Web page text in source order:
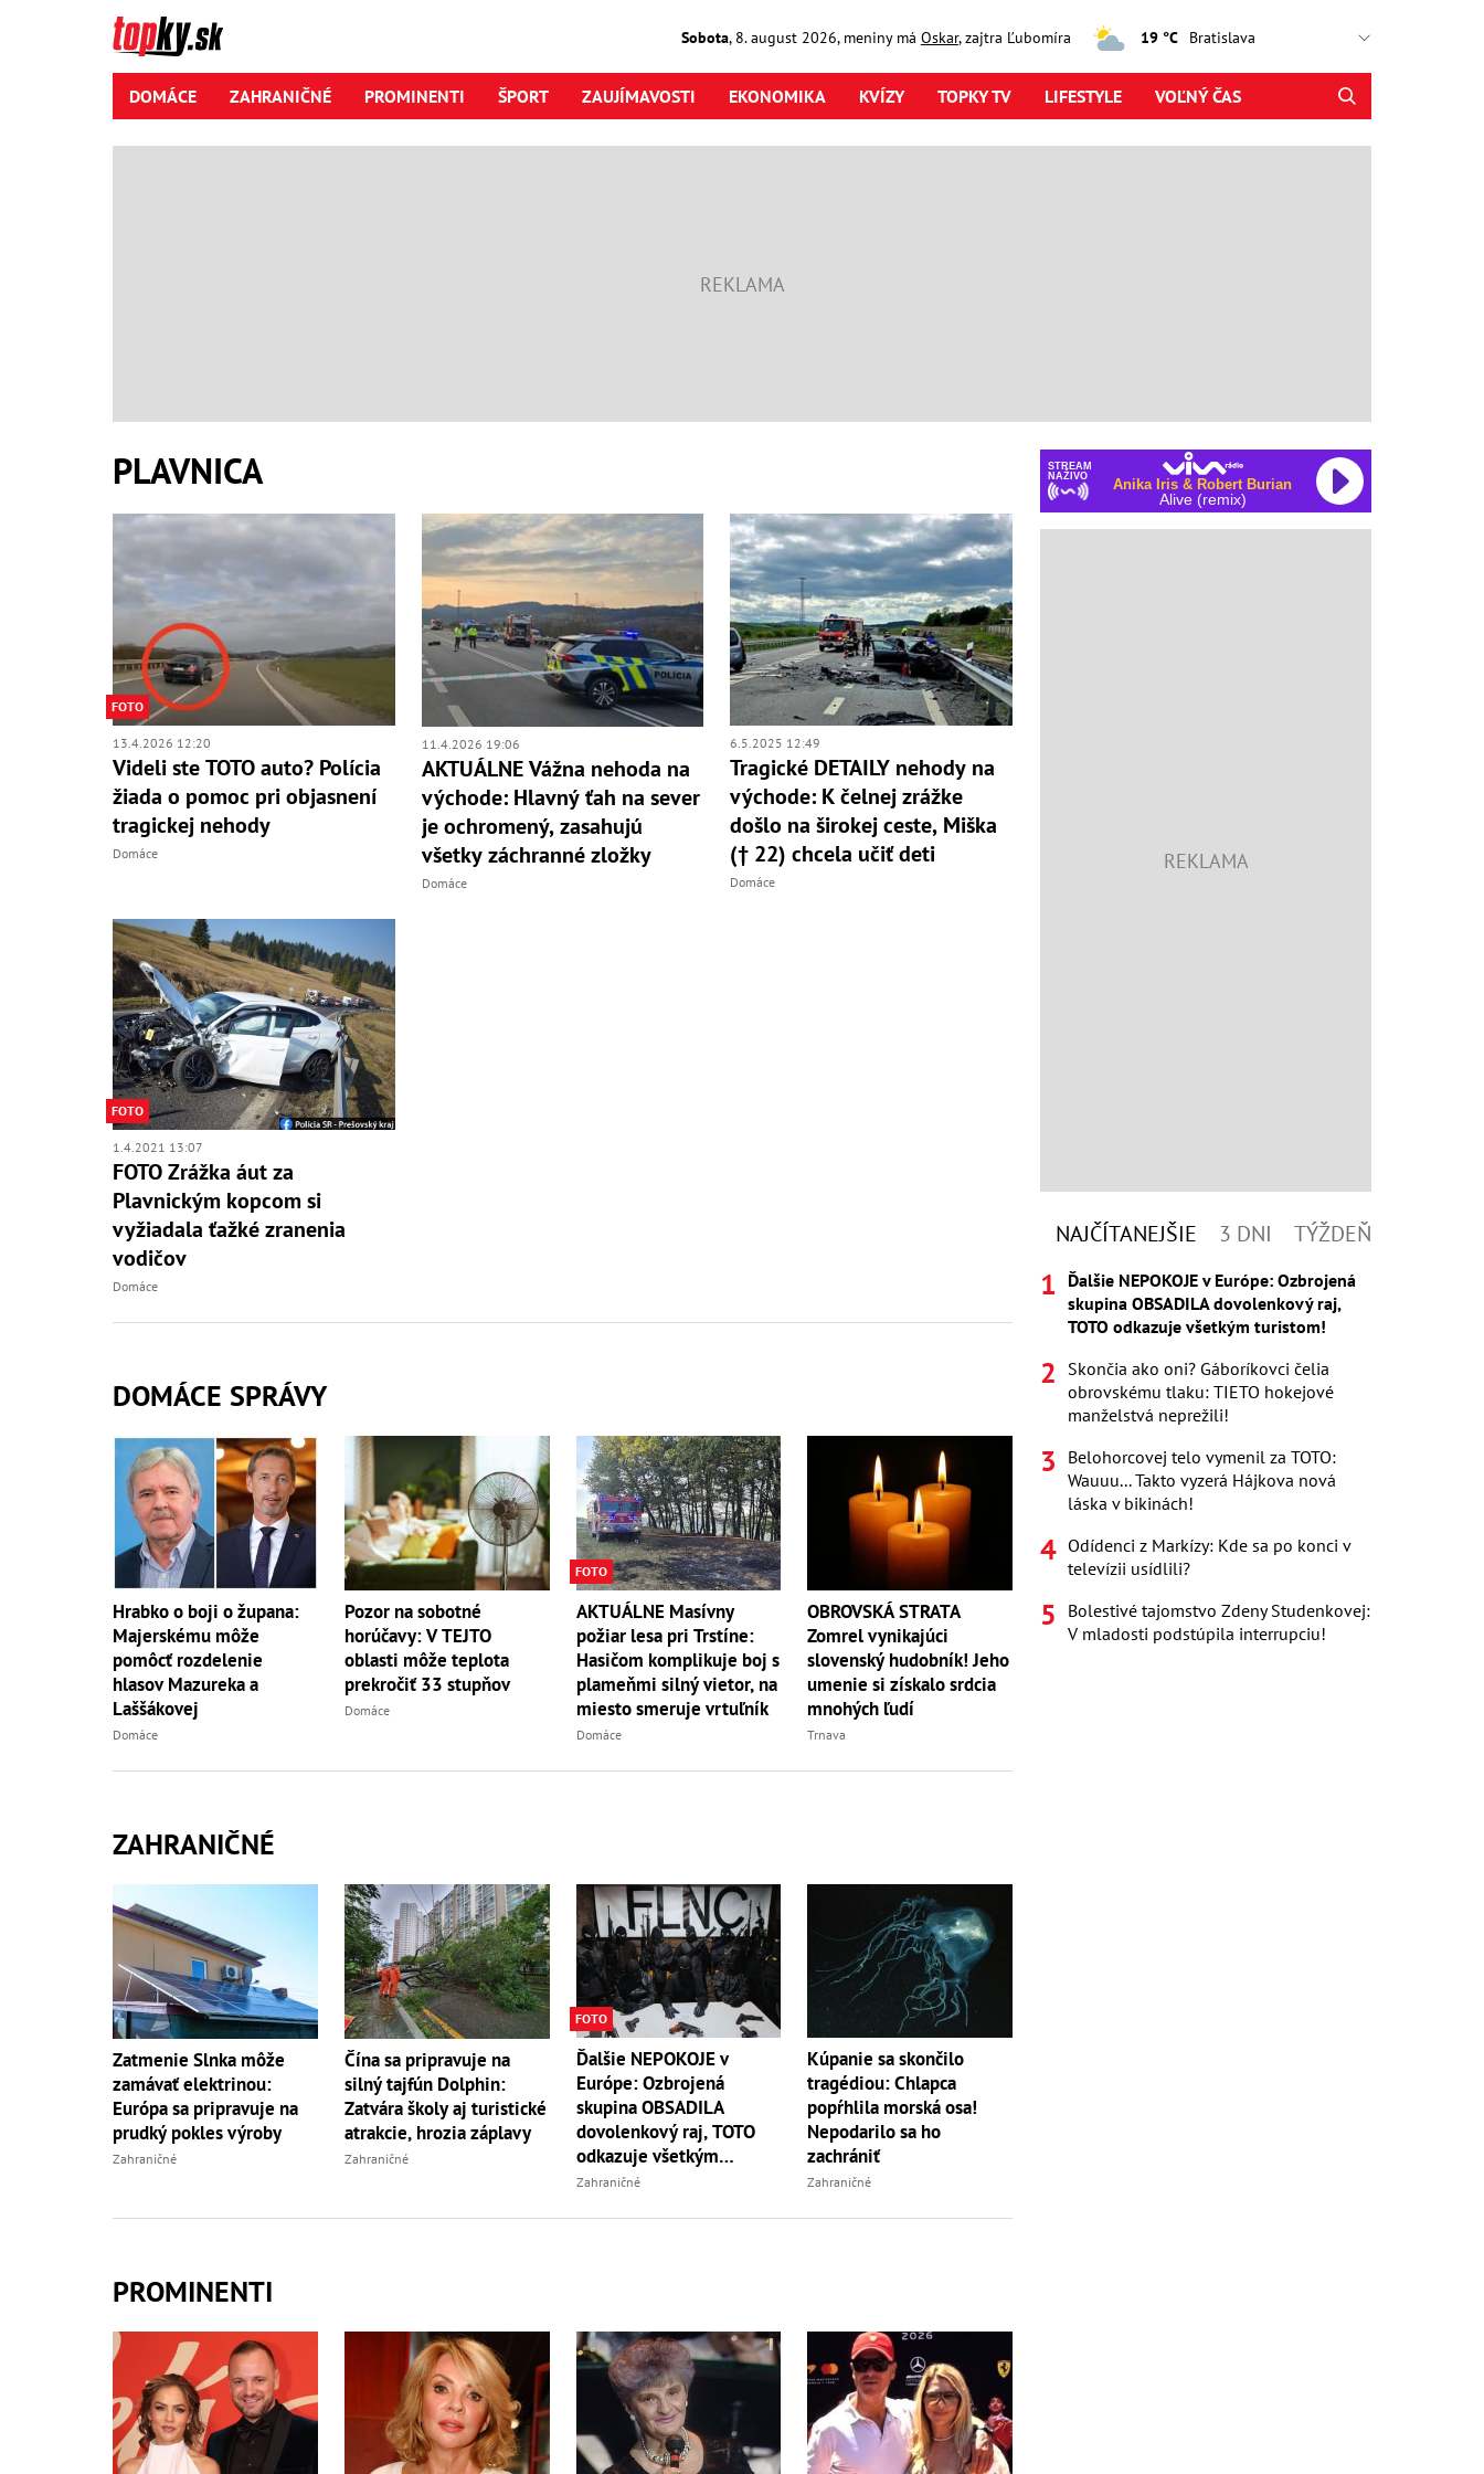
Sobota, 8. august2026, meniny má Oskar, zajtra Ľubomíra 19 °C
DOMÁCE ZAHRANIČNÉ PROMINENTI ŠPORT ZAUJÍMAVOSTI EKONOMIKA KVÍZY TOPKY TV LIFESTYLE VOĽNÝ ČAS
PLAVNICA
FOTO
13.4.2026 12:20
Videli ste TOTO auto? Polícia
žiada o pomoc pri objasnení
tragickej nehody
Domáce
11.4.2026 19:06
AKTUÁLNE Vážna nehoda na
východe: Hlavný ťah na sever
je ochromený, zasahujú
všetky záchranné zložky
Domáce
6.5.2025 12:49
Tragické DETAILY nehody na
východe: K čelnej zrážke
došlo na širokej ceste, Miška
(† 22) chcela učiť deti
Domáce
FOTO
1.4.2021 13:07
FOTO Zrážka áut za
Plavnickým kopcom si
vyžiadala ťažké zranenia
vodičov
Domáce
DOMÁCE SPRÁVY
Hrabko o boji o župana:
Majerskému môže
pomôcť rozdelenie
hlasov Mazureka a
Laššákovej
Domáce
Pozor na sobotné
horúčavy: V TEJTO
oblasti môže teplota
prekročiť 33 stupňov
Domáce
FOTO
AKTUÁLNE Masívny
požiar lesa pri Trstíne:
Hasičom komplikuje boj s
plameňmi silný vietor, na
miesto smeruje vrtuľník
Domáce
OBROVSKÁ STRATA
Zomrel vynikajúci
slovenský hudobník! Jeho
umenie si získalo srdcia
mnohých ľudí
Trnava
ZAHRANIČNÉ
Zatmenie Slnka môže
zamávať elektrinou:
Európa sa pripravuje na
prudký pokles výroby
Zahraničné
Čína sa pripravuje na
silný tajfún Dolphin:
Zatvára školy aj turistické
atrakcie, hrozia záplavy
Zahraničné
FOTO
Ďalšie NEPOKOJE v
Európe: Ozbrojená
skupina OBSADILA
dovolenkový raj, TOTO
odkazuje všetkým
turistom!
Zahraničné
Kúpanie sa skončilo
tragédiou: Chlapca
popŕhlila morská osa!
Nepodarilo sa ho
zachrániť
Zahraničné
PROMINENTI
STREAM
NAŽIVO
Anika Iris & Robert Burian
Alive (remix)
NAJČÍTANEJŠIE 3 DNI TÝŽDEŇ
Ďalšie NEPOKOJE v Európe: Ozbrojená
skupina OBSADILA dovolenkový raj,
TOTO odkazuje všetkým turistom!
Skončia ako oni? Gáboríkovci čelia
obrovskému tlaku: TIETO hokejové
manželstvá neprežili!
Belohorcovej telo vymenil za TOTO:
Wauuu... Takto vyzerá Hájkova nová
láska v bikinách!
Odídenci z Markízy: Kde sa po konci v
televízii usídlili?
Bolestivé tajomstvo Zdeny Studenkovej:
V mladosti podstúpila interrupciu!